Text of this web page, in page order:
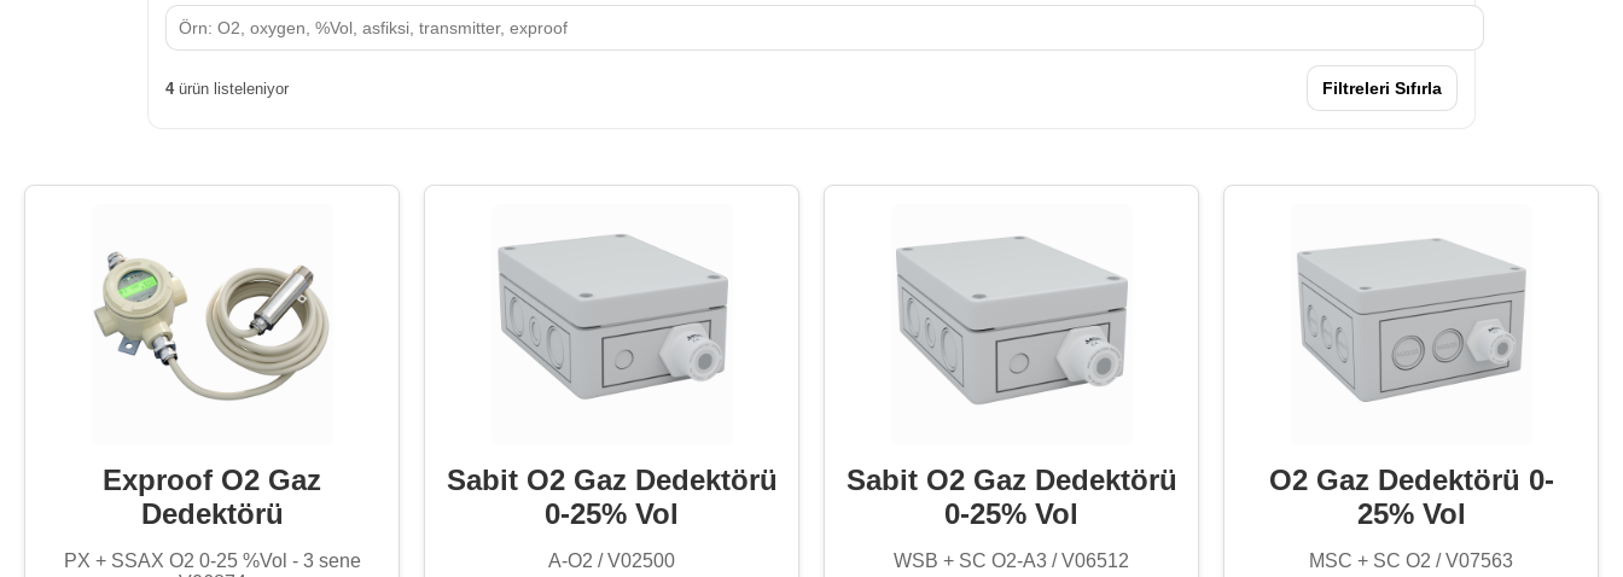
4ürün listeleniyor Filtreleri Sıfırla
Exproof O2 Gaz
Dedektörü
PX + SSAX O2 0-25 %Vol - 3 sene
Sabit O2 Gaz Dedektörü
0-25% Vol
A-O2 / V02500
Sabit O2 Gaz Dedektörü
0-25% Vol
WSB + SC O2-A3 / V06512
O2 Gaz Dedektörü 0-
25% Vol
MSC + SC O2 / V07563